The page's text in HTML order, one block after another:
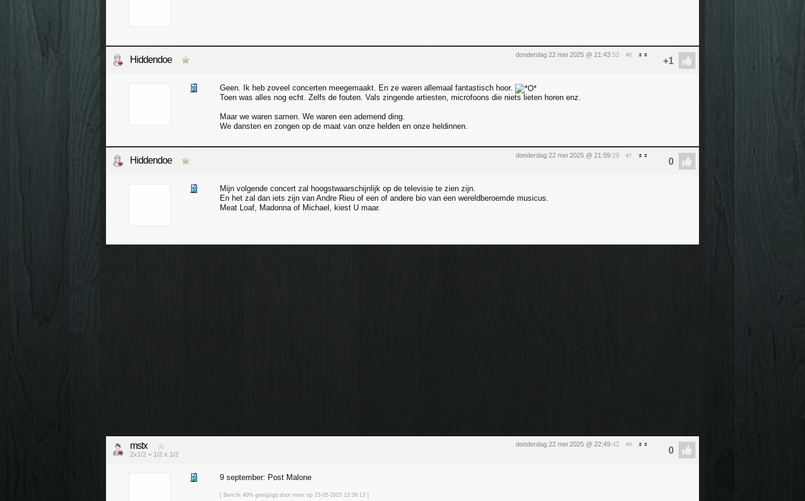
donderdag 22 mei 2025 @ 21:43:52 #6
Hiddendoe
Geen. Ik heb zoveel concerten meegemaakt. En ze waren allemaal fantastisch hoor.
Toen was alles nog echt. Zelfs de fouten. Vals zingende artiesten, microfoons die niets lieten horen enz.
Maar we waren samen. We waren een ademend ding.
We dansten en zongen op de maat van onze helden en onze heldinnen.
donderdag 22 mei 2025 @ 21:59:29 #7
Hiddendoe
Mijn volgende concert zal hoogstwaarschijnlijk op de televisie te zien zijn.
En het zal dan iets zijn van Andre Rieu of een of andere bio van een wereldberoemde musicus.
Meat Loaf, Madonna of Michael, kiest U maar.
donderdag 22 mei 2025 @ 22:49:42 #8
mstx
2x1/2 = 1/2 x 1/2
9 september: Post Malone
[ Bericht 40% gewijzigd door mstx op 23-05-2025 13:36:13 ]